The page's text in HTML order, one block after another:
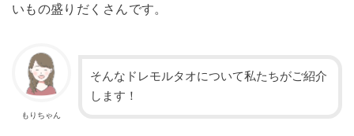
いもの盛りだくさんです。
もりちゃん
そんなドレモルタオについて私たちがご紹介
します！